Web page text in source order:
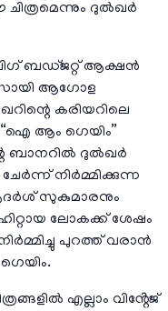
ദുൽഖർ
ബഡ്ജറ്റ് ആക്ഷൻ
ആഗോള
കരിയറിലെ
“ഐ ആം ഗെയിം”
ബാനറിൽ ദുൽഖർ
നിർമ്മിക്കുന്ന
സുകുമാരനും
ലോകക്ക് ശേഷം
പുറത്ത് വരാൻ
എല്ലാം വിൻ്റേജ്